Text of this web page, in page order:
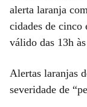
alerta laranja
cidades de cinco
válido das 13h
Alertas laranjas
severidade de